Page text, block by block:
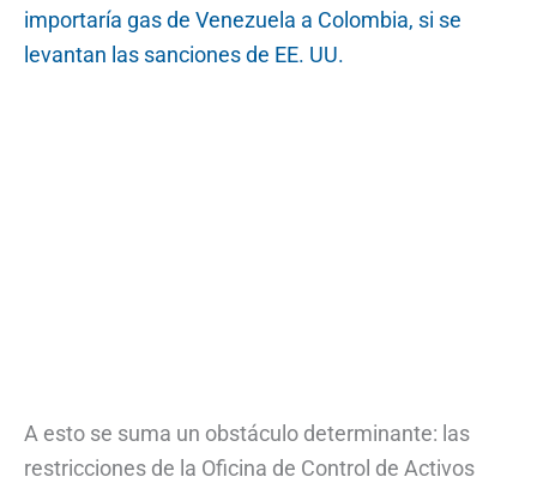
importaría gas de Venezuela a Colombia, si se
levantan las sanciones de EE. UU.
A esto se suma un obstáculo determinante: las
restricciones de la Oficina de Control de Activos